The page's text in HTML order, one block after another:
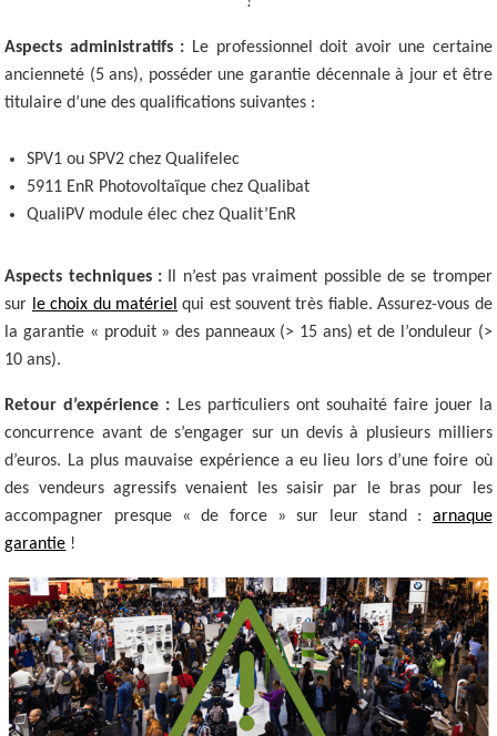
Aspects administratifs : Le professionnel doit avoir une certaine
ancienneté (5 ans), posséder une garantie décennale à jour et être
titulaire d’une des qualifications suivantes :
SPV1 ou SPV2 chez Qualifelec
5911 EnR Photovoltaïque chez Qualibat
QualiPV module élec chez Qualit’EnR
Aspects techniques : Il n’est pas vraiment possible de se tromper
sur le choix du matériel qui est souvent très fiable. Assurez-vous de
la garantie « produit » des panneaux (> 15 ans) et de l’onduleur (>
10 ans).
Retour d’expérience : Les particuliers ont souhaité faire jouer la
concurrence avant de s’engager sur un devis à plusieurs milliers
d’euros. La plus mauvaise expérience a eu lieu lors d’une foire où
des vendeurs agressifs venaient les saisir par le bras pour les
accompagner presque « de force » sur leur stand : arnaque
garantie !